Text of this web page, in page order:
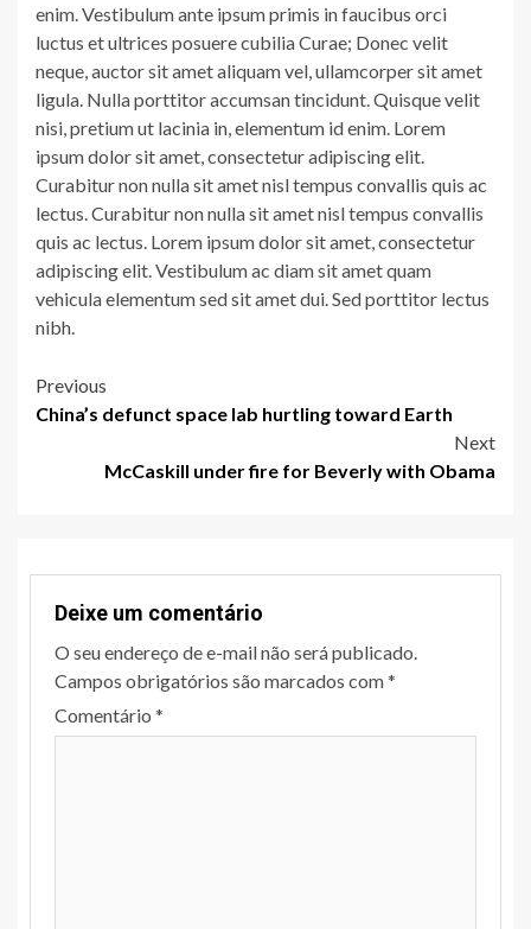
enim. Vestibulum ante ipsum primis in faucibus orci
luctus et ultrices posuere cubilia Curae; Donec velit
neque, auctor sit amet aliquam vel, ullamcorper sit amet
ligula. Nulla porttitor accumsan tincidunt. Quisque velit
nisi, pretium ut lacinia in, elementum id enim. Lorem
ipsum dolor sit amet, consectetur adipiscing elit.
Curabitur non nulla sit amet nisl tempus convallis quis ac
lectus. Curabitur non nulla sit amet nisl tempus convallis
quis ac lectus. Lorem ipsum dolor sit amet, consectetur
adipiscing elit. Vestibulum ac diam sit amet quam
vehicula elementum sed sit amet dui. Sed porttitor lectus
nibh.
Post
Previous
China’s defunct space lab hurtling toward Earth
Next
McCaskill under fire for Beverly with Obama
Deixe um comentário
O seu endereço de e-mail não será publicado.
Campos obrigatórios são marcados com*
Comentário *